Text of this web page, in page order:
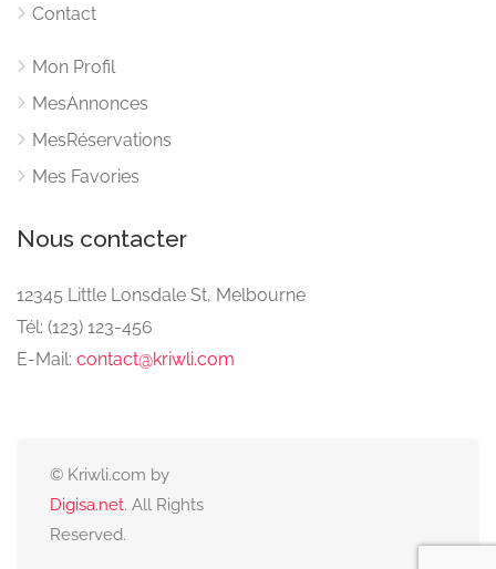
Contact
Mon Profil
MesAnnonces
MesRéservations
Mes Favories
Nous contacter
12345 Little Lonsdale St, Melbourne
Tél: (123) 123-456
E-Mail: contact@kriwli.com
© Kriwli.com by
Digisa.net. All Rights
Reserved.